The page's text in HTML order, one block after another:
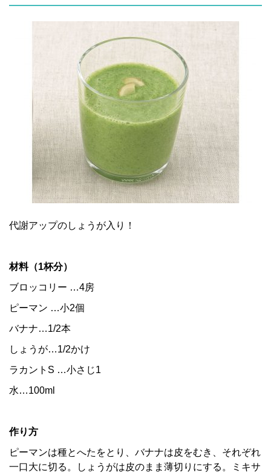
代謝アップのしょうが入り！
材料（1杯分）
ブロッコリー …4房
ピーマン …小2個
バナナ…1/2本
しょうが…1/2かけ
ラカント S …小さじ1
水…100ml
作り方
ピーマンは種とへたをとり、バナナは皮をむき、それぞれ
一口大に切る。しょうがは皮のまま薄切りにする。ミキサ